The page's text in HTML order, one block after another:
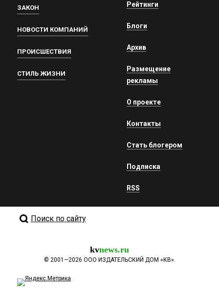
ЗАКОН
НОВОСТИ КОМПАНИЙ
ПРОИСШЕСТВИЯ
СТИЛЬ ЖИЗНИ
Рейтинги
Блоги
Архив
Размещение
рекламы
О проекте
Контакты
Стать блогером
Подписка
RSS
Поиск по сайту
kvnews.ru
© 2001—2026 ООО ИЗДАТЕЛЬСКИЙ ДОМ «КВ».